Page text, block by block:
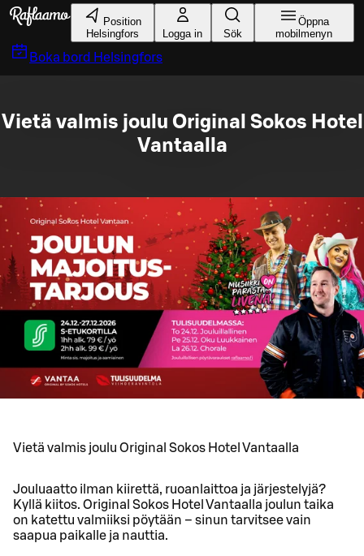
Gå till huvudinnehållet
Position
Helsingfors
Logga in Sök
Öppna
mobilmenyn
Boka bord Helsingfors
Vietä valmis joulu Original Sokos Hotel
Vantaalla
Vietä valmis joulu Original Sokos Hotel Vantaalla
Jouluaatto ilman kiirettä, ruoanlaittoa ja järjestelyjä?
Kyllä kiitos. Original Sokos Hotel Vantaalla joulun taika
on katettu valmiiksi pöytään – sinun tarvitsee vain
saapua paikalle ja nauttia.